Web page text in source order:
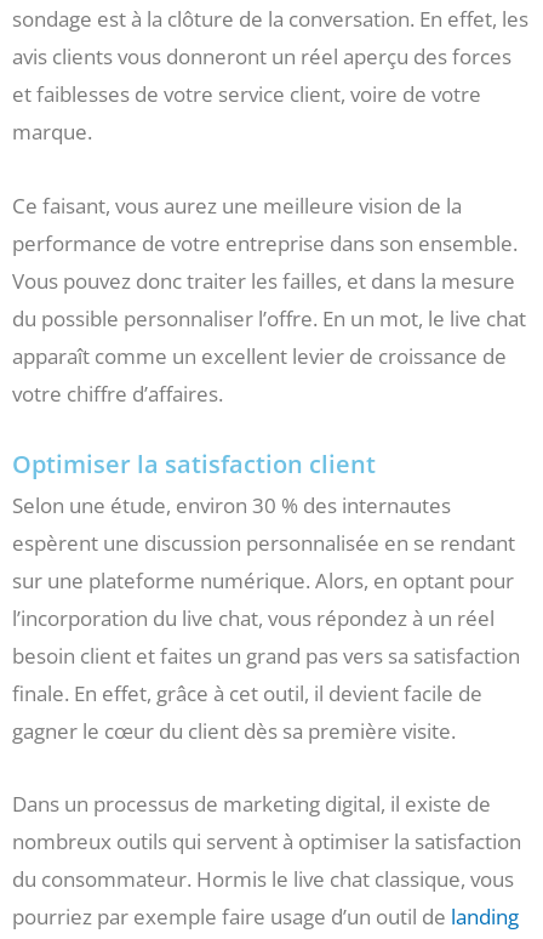
sondage est à la clôture de la conversation. En effet, les
avis clients vous donneront un réel aperçu des forces
et faiblesses de votre service client, voire de votre
marque.
Ce faisant, vous aurez une meilleure vision de la
performance de votre entreprise dans son ensemble.
Vous pouvez donc traiter les failles, et dans la mesure
du possible personnaliser l’offre. En un mot, le live chat
apparaît comme un excellent levier de croissance de
votre chiffre d’affaires.
Optimiser la satisfaction client
Selon une étude, environ 30 % des internautes
espèrent une discussion personnalisée en se rendant
sur une plateforme numérique. Alors, en optant pour
l’incorporation du live chat, vous répondez à un réel
besoin client et faites un grand pas vers sa satisfaction
finale. En effet, grâce à cet outil, il devient facile de
gagner le cœur du client dès sa première visite.
Dans un processus de marketing digital, il existe de
nombreux outils qui servent à optimiser la satisfaction
du consommateur. Hormis le live chat classique, vous
pourriez par exemple faire usage d’un outil de landing